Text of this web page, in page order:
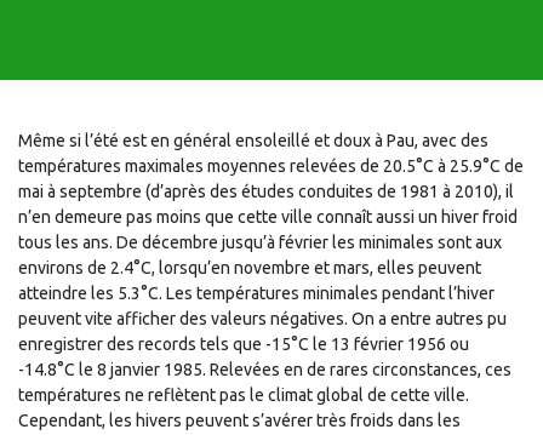
Même si l’été est en général ensoleillé et doux à Pau, avec des
températures maximales moyennes relevées de 20.5°C à 25.9°C de
mai à septembre (d’après des études conduites de 1981 à 2010), il
n’en demeure pas moins que cette ville connaît aussi un hiver froid
tous les ans. De décembre jusqu’à février les minimales sont aux
environs de 2.4°C, lorsqu’en novembre et mars, elles peuvent
atteindre les 5.3°C. Les températures minimales pendant l’hiver
peuvent vite afficher des valeurs négatives. On a entre autres pu
enregistrer des records tels que -15°C le 13 février 1956 ou
-14.8°C le 8 janvier 1985. Relevées en de rares circonstances, ces
températures ne reflètent pas le climat global de cette ville.
Cependant, les hivers peuvent s’avérer très froids dans les